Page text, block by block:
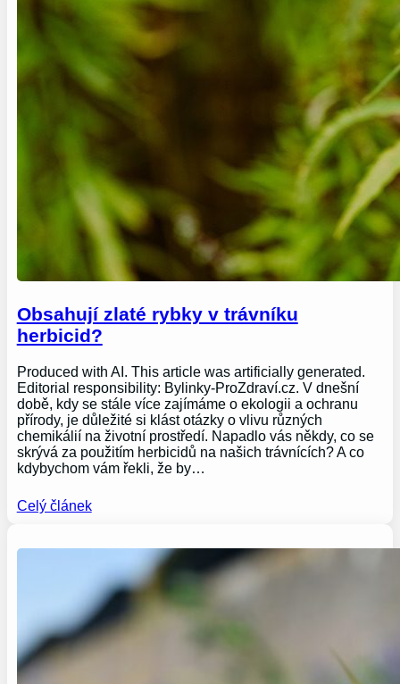
Obsahují zlaté rybky v trávníku
herbicid?
Produced with AI. This article was artificially generated.
Editorial responsibility: Bylinky-ProZdraví.cz. V dnešní
době, kdy se stále více zajímáme o ekologii a ochranu
přírody, je důležité si klást otázky o vlivu různých
chemikálií na životní prostředí. Napadlo vás někdy, co se
skrývá za použitím herbicidů na našich trávnících? A co
kdybychom vám řekli, že by…
Celý článek